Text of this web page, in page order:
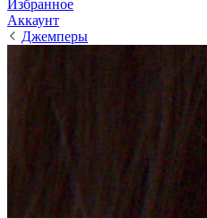
Избранное
Аккаунт
Джемперы